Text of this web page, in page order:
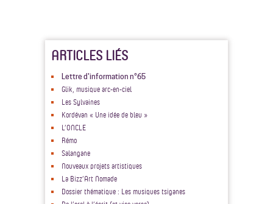
ARTICLES LIÉS
Lettre d'information n°65
Glik, musique arc-en-ciel
Les Sylvaines
Kordévan « Une idée de bleu »
L’ONCLE
Rémo
Salangane
Nouveaux projets artistiques
La Bizz’Art Nomade
Dossier thématique : Les musiques tsiganes